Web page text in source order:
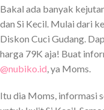
Bakal ada banyak
dan Si Kecil. Mulai dari
Diskon Cuci Gudang.
harga 79K aja! Buat
@nubiko.id , ya Moms.
Itu dia Moms, informasi